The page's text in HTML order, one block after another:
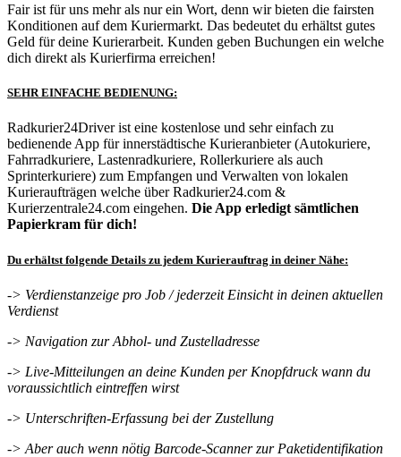
Fair ist für uns mehr als nur ein Wort, denn wir bieten die fairsten
Konditionen auf dem Kuriermarkt. Das bedeutet du erhältst gutes
Geld für deine Kurierarbeit. Kunden geben Buchungen ein welche
dich direkt als Kurierfirma erreichen!
SEHR EINFACHE BEDIENUNG:
Radkurier24Driver ist eine kostenlose und sehr einfach zu
bedienende App für innerstädtische Kurieranbieter (Autokuriere,
Fahrradkuriere, Lastenradkuriere, Rollerkuriere als auch
Sprinterkuriere) zum Empfangen und Verwalten von lokalen
Kurieraufträgen welche über Radkurier24.com &
Kurierzentrale24.com eingehen. Die App erledigt sämtlichen
Papierkram für dich!
Du erhältst folgende Details zu jedem Kurierauftrag in deiner Nähe:
-> Verdienstanzeige pro Job / jederzeit Einsicht in deinen aktuellen
Verdienst
-> Navigation zur Abhol- und Zustelladresse
-> Live-Mitteilungen an deine Kunden per Knopfdruck wann du
voraussichtlich eintreffen wirst
-> Unterschriften-Erfassung bei der Zustellung
-> Aber auch wenn nötig Barcode-Scanner zur Paketidentifikation